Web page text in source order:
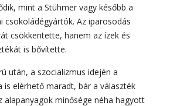
mint a Stühmer vagy később a
csokoládégyártók. Az iparosodás
csökkentette, hanem az ízek és
is bővítette.
után, a szocializmus idején a
is elérhető maradt, bár a választék
alapanyagok minősége néha hagyott